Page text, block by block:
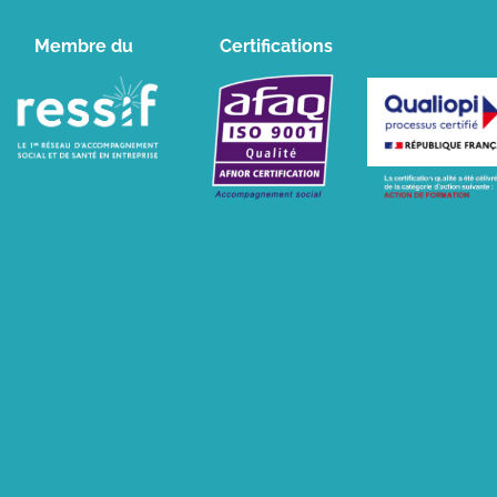
Membre du Certifications